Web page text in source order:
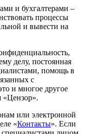
и бухгалтерами –
процессы
и вывести на
делу, постоянная
помощь в
с
и многое другое
«Цензор».
или электронной
«Контакты». Если